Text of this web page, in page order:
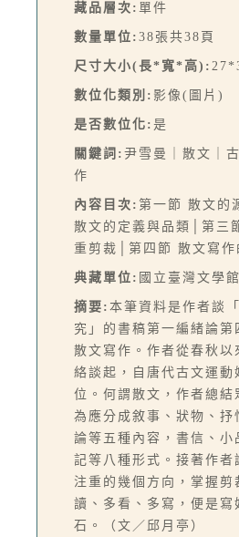
藏品層次: 單件
數量單位: 38張共38頁
尺寸大小(長*寬*高):
數位化類別: 影像(圖片)
是否數位化: 是
關鍵詞: 尹雪曼｜散文｜
作
內容目次: 第一節 散文的
散文的定義與品類│第三
重剪裁│第四節 散文寫作
典藏單位: 國立臺灣文學館
摘要: 本筆資料是作者談
究」的書稿第一編緒論第
散文寫作。作者從春秋以
絡談起，自唐代古文運動
位。何謂散文，作者總結
為應分成敘事、狀物、抒
論等五種內容，書信、小
記等八種形式。接著作者
注重的幾個方向，掌握剪
讀、多看、多寫，便是寫
石。（文／邱月亭）